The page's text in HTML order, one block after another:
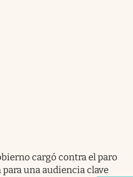
cargó contra el paro
para una audiencia clave